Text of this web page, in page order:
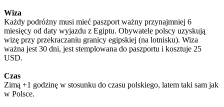
Wiza
Każdy podróżny musi mieć paszport ważny przynajmniej 6
miesięcy od daty wyjazdu z Egiptu. Obywatele polscy uzyskują
wizę przy przekraczaniu granicy egipskiej (na lotnisku). Wiza
ważna jest 30 dni, jest stemplowana do paszportu i kosztuje 25
USD.
Czas
Zimą +1 godzinę w stosunku do czasu polskiego, latem taki sam jak
w Polsce.